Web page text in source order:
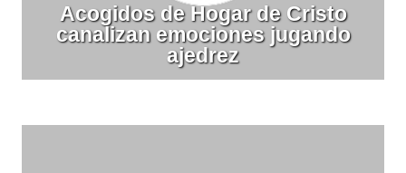
Acogidos de Hogar de Cristo
canalizan emociones jugando
ajedrez